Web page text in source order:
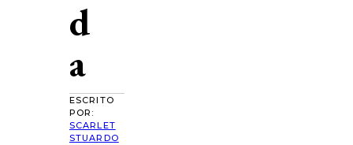
d
a
ESCRITO
POR:
SCARLET
STUARDO